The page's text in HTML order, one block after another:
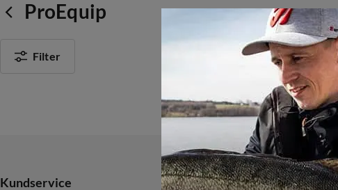
ProEquip
Filter
Kundservice Sortiment